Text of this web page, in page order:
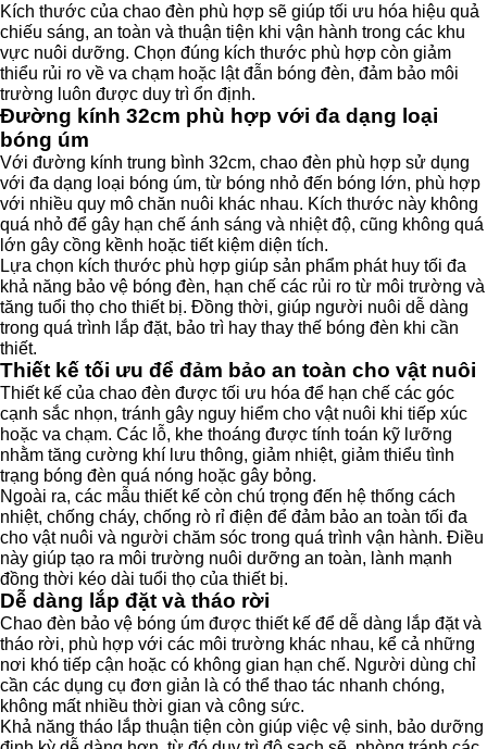
Kích thước của chao đèn phù hợp sẽ giúp tối ưu hóa hiệu quả
chiếu sáng, an toàn và thuận tiện khi vận hành trong các khu
vực nuôi dưỡng. Chọn đúng kích thước phù hợp còn giảm
thiểu rủi ro về va chạm hoặc lật đẫn bóng đèn, đảm bảo môi
trường luôn được duy trì ổn định.
Đường kính 32cm phù hợp với đa dạng loại
bóng úm
Với đường kính trung bình 32cm, chao đèn phù hợp sử dụng
với đa dạng loại bóng úm, từ bóng nhỏ đến bóng lớn, phù hợp
với nhiều quy mô chăn nuôi khác nhau. Kích thước này không
quá nhỏ để gây hạn chế ánh sáng và nhiệt độ, cũng không quá
lớn gây cồng kềnh hoặc tiết kiệm diện tích.
Lựa chọn kích thước phù hợp giúp sản phẩm phát huy tối đa
khả năng bảo vệ bóng đèn, hạn chế các rủi ro từ môi trường và
tăng tuổi thọ cho thiết bị. Đồng thời, giúp người nuôi dễ dàng
trong quá trình lắp đặt, bảo trì hay thay thế bóng đèn khi cần
thiết.
Thiết kế tối ưu để đảm bảo an toàn cho vật nuôi
Thiết kế của chao đèn được tối ưu hóa để hạn chế các góc
cạnh sắc nhọn, tránh gây nguy hiểm cho vật nuôi khi tiếp xúc
hoặc va chạm. Các lỗ, khe thoáng được tính toán kỹ lưỡng
nhằm tăng cường khí lưu thông, giảm nhiệt, giảm thiểu tình
trạng bóng đèn quá nóng hoặc gây bỏng.
Ngoài ra, các mẫu thiết kế còn chú trọng đến hệ thống cách
nhiệt, chống cháy, chống rò rỉ điện để đảm bảo an toàn tối đa
cho vật nuôi và người chăm sóc trong quá trình vận hành. Điều
này giúp tạo ra môi trường nuôi dưỡng an toàn, lành mạnh
đồng thời kéo dài tuổi thọ của thiết bị.
Dễ dàng lắp đặt và tháo rời
Chao đèn bảo vệ bóng úm được thiết kế để dễ dàng lắp đặt và
tháo rời, phù hợp với các môi trường khác nhau, kể cả những
nơi khó tiếp cận hoặc có không gian hạn chế. Người dùng chỉ
cần các dụng cụ đơn giản là có thể thao tác nhanh chóng,
không mất nhiều thời gian và công sức.
Khả năng tháo lắp thuận tiện còn giúp việc vệ sinh, bảo dưỡng